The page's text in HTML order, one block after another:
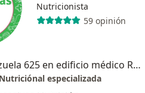
Nutricionista
59 opinión
Av. Venezuela 625 en edificio médico Roce 2do piso oficina 215 Cercado de Lima, Cercado de Lima
especializada